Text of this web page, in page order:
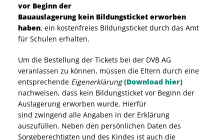
vor Beginn der
Bauauslagerung kein Bildungsticket erworben
haben, ein kostenfreies Bildungsticket durch das Amt
für Schulen erhalten.
Um die Bestellung der Tickets bei der DVB AG
veranlassen zu können, müssen die Eltern durch eine
entsprechende Eigenerklärung (Download hier)
nachweisen, dass kein Bildungsticket vor Beginn der
Auslagerung erworben wurde. Hierfür
sind zwingend alle Angaben in der Erklärung
auszufüllen. Neben den persönlichen Daten des
Sorgeberechtigten und des Kindes ist auch die